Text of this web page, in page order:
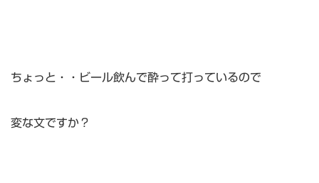
ちょっと・・ビール飲んで酔って打っているので
変な文ですか？